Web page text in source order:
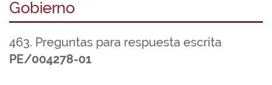
Gobierno
463. Preguntas para respuesta escrita
PE/004278-01